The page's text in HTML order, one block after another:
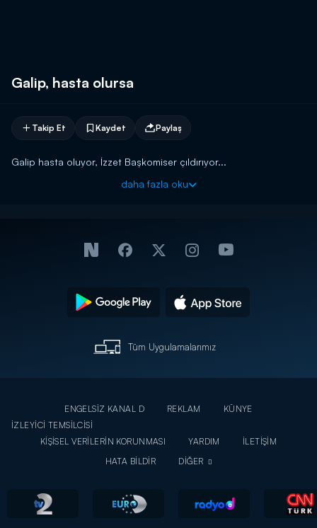
Galip, hasta olursa
Takip Et Kaydet Paylaş
Galip hasta oluyor, İzzet Başkomiser çıldırıyor...
daha fazla oku
Tüm Uygulamalarımız
ENGELSİZ KANAL D REKLAM
KÜNYE
İZLEYİCİ TEMSİLCİSİ
KİŞİSEL VERİLERİN KORUNMASI
YARDIM
İLETİŞİM
HATA BİLDİR
DİĞER